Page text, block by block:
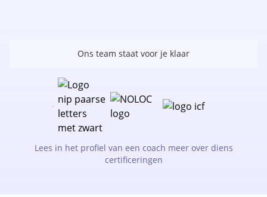
Ons team staat voor je klaar
Lees in het profiel van een coach meer over diens
certificeringen